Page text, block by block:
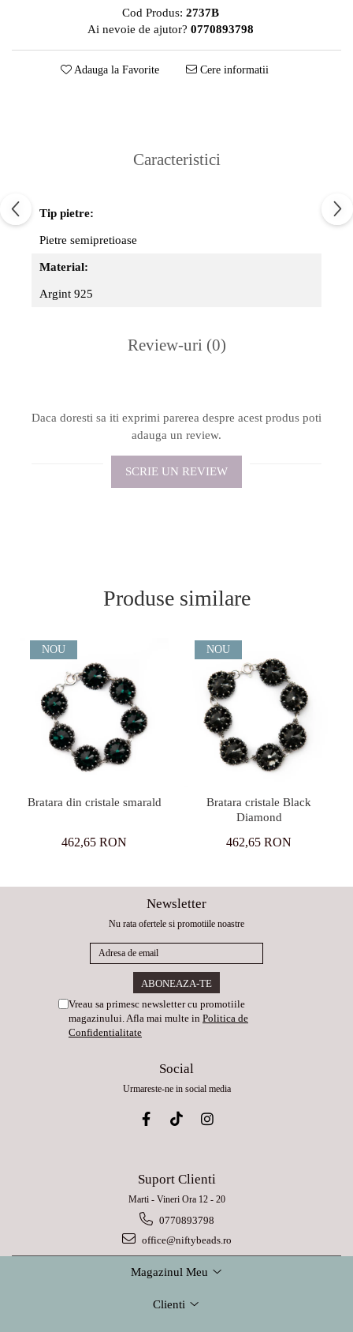
Cod Produs: 2737B
Ai nevoie de ajutor? 0770893798
Adauga la Favorite Cere informatii
Caracteristici
Tip pietre:
Pietre semipretioase
Material:
Argint 925
Review-uri (0)
Daca doresti sa iti exprimi parerea despre acest produs poti
adauga un review.
SCRIE UN REVIEW
Produse similare
NOU
Bratara din cristale smarald
462,65 RON
NOU
Bratara cristale Black
Diamond
462,65 RON
Newsletter
Nu rata ofertele si promotiile noastre
Vreau sa primesc newsletter cu promotiile
magazinului. Afla mai multe in Politica de
Confidentialitate
Social
Urmareste-ne in social media
Suport Clienti
Marti - Vineri Ora 12 - 20
0770893798
office@niftybeads.ro
Magazinul Meu
Clienti